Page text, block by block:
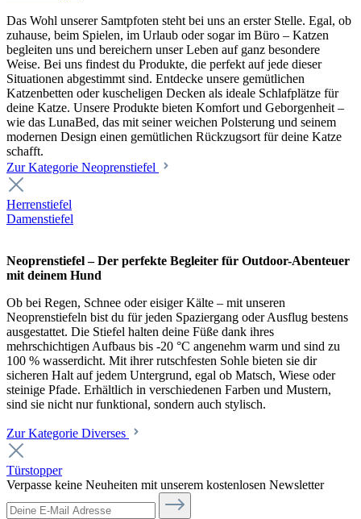
Das Wohl unserer Samtpfoten steht bei uns an erster Stelle. Egal, ob
zuhause, beim Spielen, im Urlaub oder sogar im Büro – Katzen
begleiten uns und bereichern unser Leben auf ganz besondere
Weise. Bei uns findest du Produkte, die perfekt auf jede dieser
Situationen abgestimmt sind. Entdecke unsere gemütlichen
Katzenbetten oder kuscheligen Decken als ideale Schlafplätze für
deine Katze. Unsere Produkte bieten Komfort und Geborgenheit –
wie das LunaBed, das mit seiner weichen Polsterung und seinem
modernen Design einen gemütlichen Rückzugsort für deine Katze
schafft.
Zur Kategorie Neoprenstiefel
Herrenstiefel
Damenstiefel
Neoprenstiefel – Der perfekte Begleiter für Outdoor-Abenteuer
mit deinem Hund
Ob bei Regen, Schnee oder eisiger Kälte – mit unseren
Neoprenstiefeln bist du für jeden Spaziergang oder Ausflug bestens
ausgestattet. Die Stiefel halten deine Füße dank ihres
mehrschichtigen Aufbaus bis -20 °C angenehm warm und sind zu
100 % wasserdicht. Mit ihrer rutschfesten Sohle bieten sie dir
sicheren Halt auf jedem Untergrund, egal ob Matsch, Wiese oder
steinige Pfade. Erhältlich in verschiedenen Farben und Mustern,
sind sie nicht nur funktional, sondern auch stylisch.
Zur Kategorie Diverses
Türstopper
Verpasse keine Neuheiten mit unserem kostenlosen Newsletter